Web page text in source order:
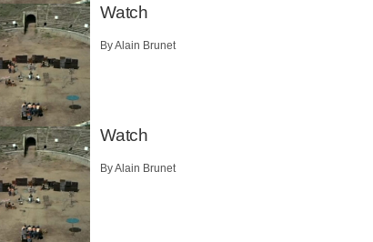
Watch
By Alain Brunet
Watch
By Alain Brunet